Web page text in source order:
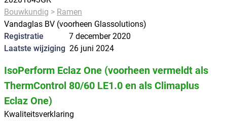
Bouwkundig
Ramen
Vandaglas BV (voorheen Glassolutions)
Registratie
7 december 2020
Laatste wijziging 26 juni 2024
IsoPerform Eclaz One (voorheen vermeldt als
ThermControl 80/60 LE1.0 en als Climaplus
Eclaz One)
Kwaliteitsverklaring